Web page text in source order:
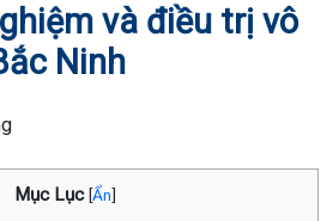
và điều trị vô
Ninh
Mục Lục [Ẩn]